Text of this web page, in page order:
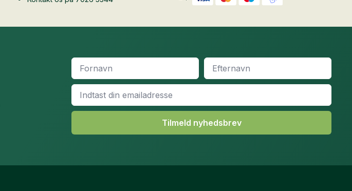
Fornavn
Efternavn
Email
Tilmeld nyhedsbrev